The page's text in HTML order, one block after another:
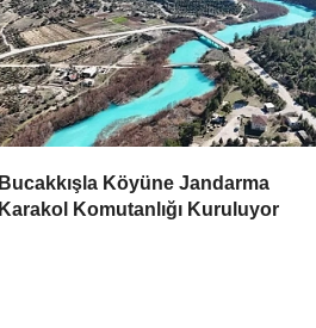
Bucakkışla Köyüne Jandarma
Karakol Komutanlığı Kuruluyor